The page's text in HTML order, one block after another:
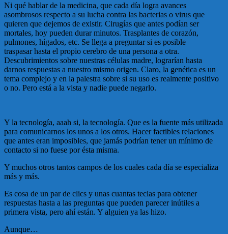
Ni qué hablar de la medicina, que cada día logra avances
asombrosos respecto a su lucha contra las bacterias o virus que
quieren que dejemos de existir. Cirugías que antes podían ser
mortales, hoy pueden durar minutos. Trasplantes de corazón,
pulmones, hígados, etc. Se llega a preguntar si es posible
traspasar hasta el propio cerebro de una persona a otra.
Descubrimientos sobre nuestras células madre, lograrían hasta
darnos respuestas a nuestro mismo origen. Claro, la genética es un
tema complejo y en la palestra sobre si su uso es realmente positivo
o no. Pero está a la vista y nadie puede negarlo.
Y la tecnología, aaah si, la tecnología. Que es la fuente más utilizada
para comunicarnos los unos a los otros. Hacer factibles relaciones
que antes eran imposibles, que jamás podrían tener un mínimo de
contacto si no fuese por ésta misma.
Y muchos otros tantos campos de los cuales cada día se especializa
más y más.
Es cosa de un par de clics y unas cuantas teclas para obtener
respuestas hasta a las preguntas que pueden parecer inútiles a
primera vista, pero ahí están. Y alguien ya las hizo.
Aunque…